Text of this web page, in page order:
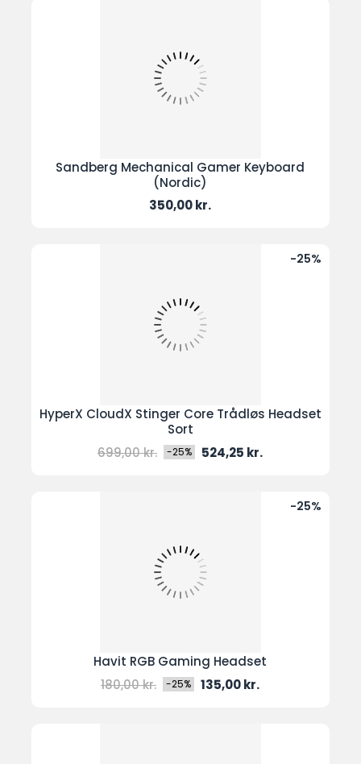
Sandberg Mechanical Gamer Keyboard
(Nordic)
Pris
350,00 kr.
-25%
HyperX CloudX Stinger Core Trådløs Headset
Sort
Normal
699,00 kr. -25% Pris
524,25 kr.
-25%
Havit RGB Gaming Headset
Normal
pris
180,00 kr. -25% Pris
135,00 kr.